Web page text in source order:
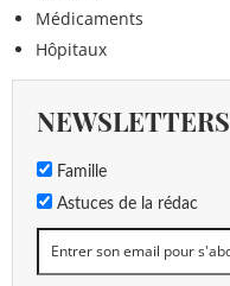
Médicaments
Hôpitaux
NEWSLETTERS
Famille
Astuces de la rédac